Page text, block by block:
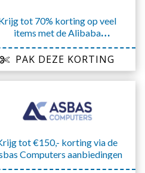
tot 70% korting op veel
items met de Alibaba
PAK DEZE KORTING
tot €150,- korting via de
Computers aanbiedingen